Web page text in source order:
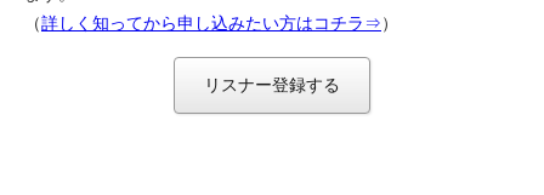
（詳しく知ってから申し込みたい方はコチラ⇒）
リスナー登録する